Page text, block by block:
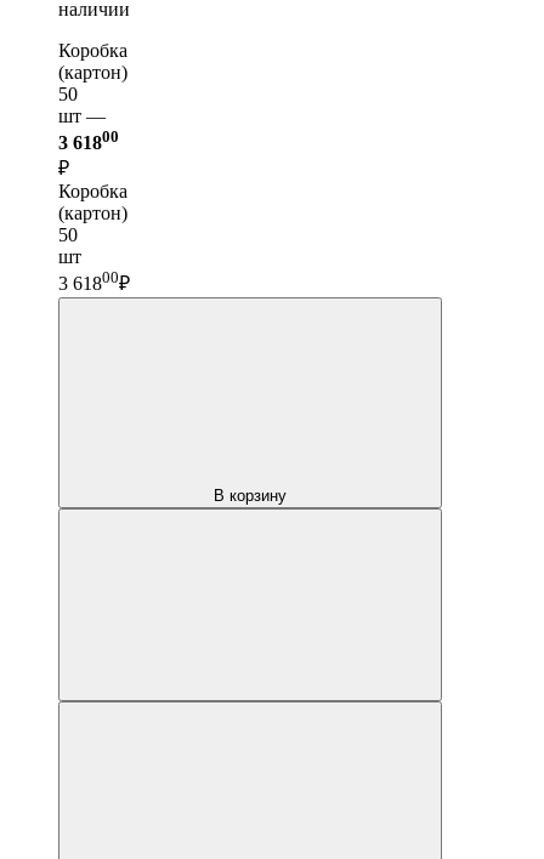
наличии
Коробка
(картон)
50
шт —
3 61800
₽
Коробка
(картон)
50
шт
3 61800₽
В корзину